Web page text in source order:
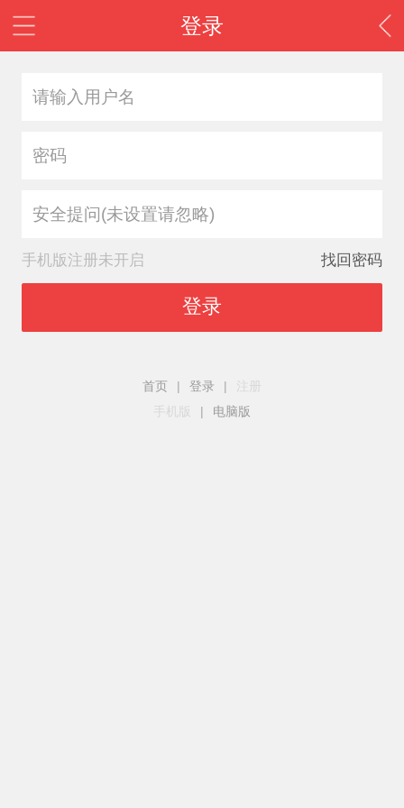
登录
安全提问(未设置请忽略)
手机版注册未开启 找回密码
登录
首页 | 登录 |
注册
手机版
| 电脑版